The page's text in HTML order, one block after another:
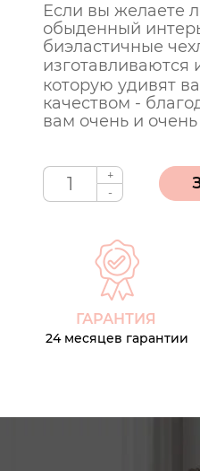
Если вы желаете
обыденный
биэластичные
изготавливаются
которую удивят
качеством -
вам очень и
+
-
ГАРАНТИЯ
24 месяцев гарантии